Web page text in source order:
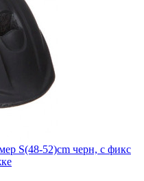
S(48-52)cm черн, с фикс